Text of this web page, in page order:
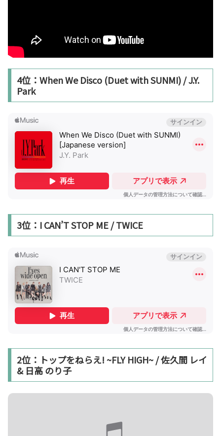
4位：When We Disco (Duet with SUNMI) / J.Y.
Park
3位：I CAN’T STOP ME / TWICE
2位：トップをねらえ! ~FLY HIGH~ / 佐久間 レイ
& 日高 のり子